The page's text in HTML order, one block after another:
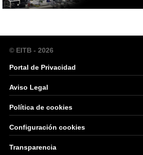
© EITB - 2026
Portal de Privacidad
Aviso Legal
Política de cookies
Configuración cookies
Transparencia